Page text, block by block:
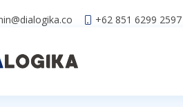
+62 851 6299 2597